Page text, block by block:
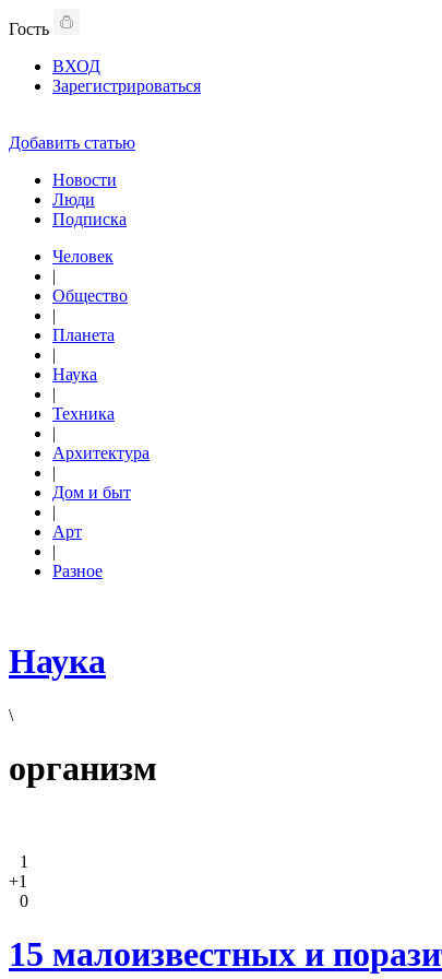
Гость
ВХОД
Зарегистрироваться
Добавить статью
Новости
Люди
Подписка
Человек
|
Общество
|
Планета
|
Наука
|
Техника
|
Архитектура
|
Дом и быт
|
Арт
|
Разное
Наука
\
организм
1
+1
0
15 малоизвестных и